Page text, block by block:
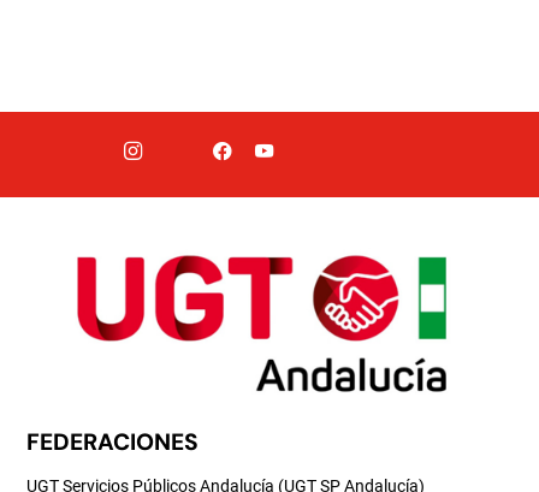
FEDERACIONES
UGT Servicios Públicos Andalucía (UGT SP Andalucía)